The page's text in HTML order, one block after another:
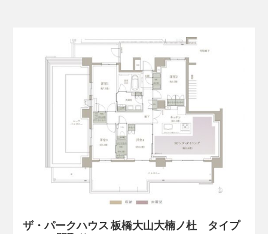
ザ・パークハウス 板橋大山大楠ノ杜 タイプ